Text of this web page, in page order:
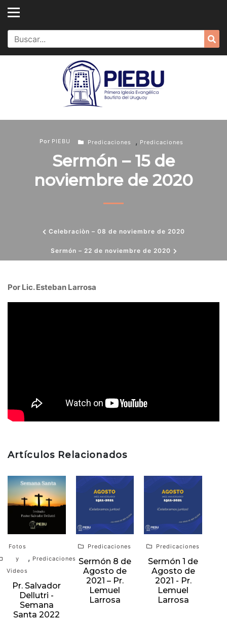
Skip
content
Search
for:
Celebraciòn – 08 de noviembre de 2020
Por PIEBU Predicaciones , Predicaciones
Sermón – 15 de
noviembre de 2020
Sermón – 22 de noviembre de 2020
Por Lic. Esteban Larrosa
Artículos Relacionados
Fotos
y
Videos
, Predicaciones
Pr. Salvador
Dellutri -
Semana
Santa 2022
Predicaciones
Sermón 8 de
Agosto de
2021 – Pr.
Lemuel
Larrosa
Predicaciones
Sermón 1 de
Agosto de
2021 - Pr.
Lemuel
Larrosa